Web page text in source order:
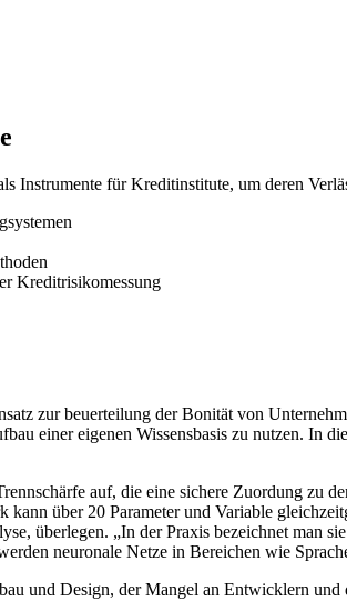
Instrumente für Kreditinstitute, um deren
Kreditrisikomessung
zur beuerteilung der Bonität von
einer eigenen Wissensbasis zu nutzen. In
auf, die eine sichere Zuordung zu
über 20 Parameter und Variable
überlegen. „In der Praxis bezeichnet man
neuronale Netze in Bereichen wie
und Design, der Mangel an Entwicklern und